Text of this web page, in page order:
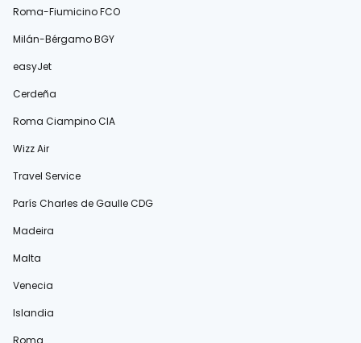
Roma-Fiumicino FCO
Milán-Bérgamo BGY
easyJet
Cerdeña
Roma Ciampino CIA
Wizz Air
Travel Service
París Charles de Gaulle CDG
Madeira
Malta
Venecia
Islandia
Roma